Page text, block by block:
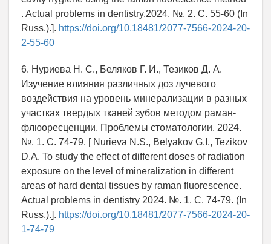
. Actual problems in dentistry.2024. №. 2. С. 55-60 (In
Russ.).]. https://doi.org/10.18481/2077-7566-2024-20-
2-55-60
6. Нуриева Н. С., Беляков Г. И., Тезиков Д. А.
Изучение влияния различных доз лучевого
воздействия на уровень минерализации в разных
участках твердых тканей зубов методом раман-
флюоресценции. Проблемы стоматологии. 2024.
№. 1. С. 74-79. [ Nurieva N.S., Belyakov G.I., Tezikov
D.A. To study the effect of different doses of radiation
exposure on the level of mineralization in different
areas of hard dental tissues by raman fluorescence.
Actual problems in dentistry 2024. №. 1. С. 74-79. (In
Russ.).]. https://doi.org/10.18481/2077-7566-2024-20-
1-74-79